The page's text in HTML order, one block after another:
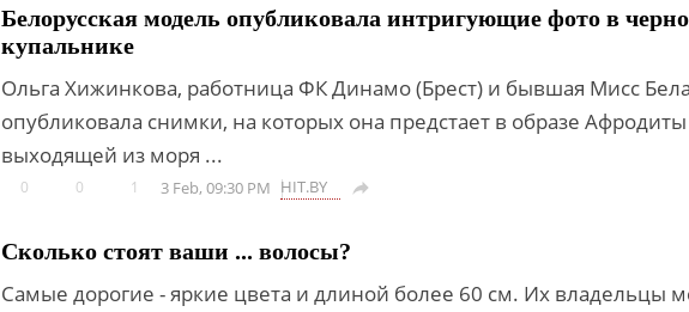
Белорусская модель опубликовала интригующие фото в
купальнике
Ольга Хижинкова, работница ФК Динамо (Брест) и бывшая Мисс
опубликовала снимки, на которых она предстает в образе
выходящей из моря ...
0 0 1 3 Feb, 09:30 PM HIT.BY 
Сколько стоят ваши ... волосы?
Самые дорогие - яркие цвета и длиной более 60 см. Их владельцы